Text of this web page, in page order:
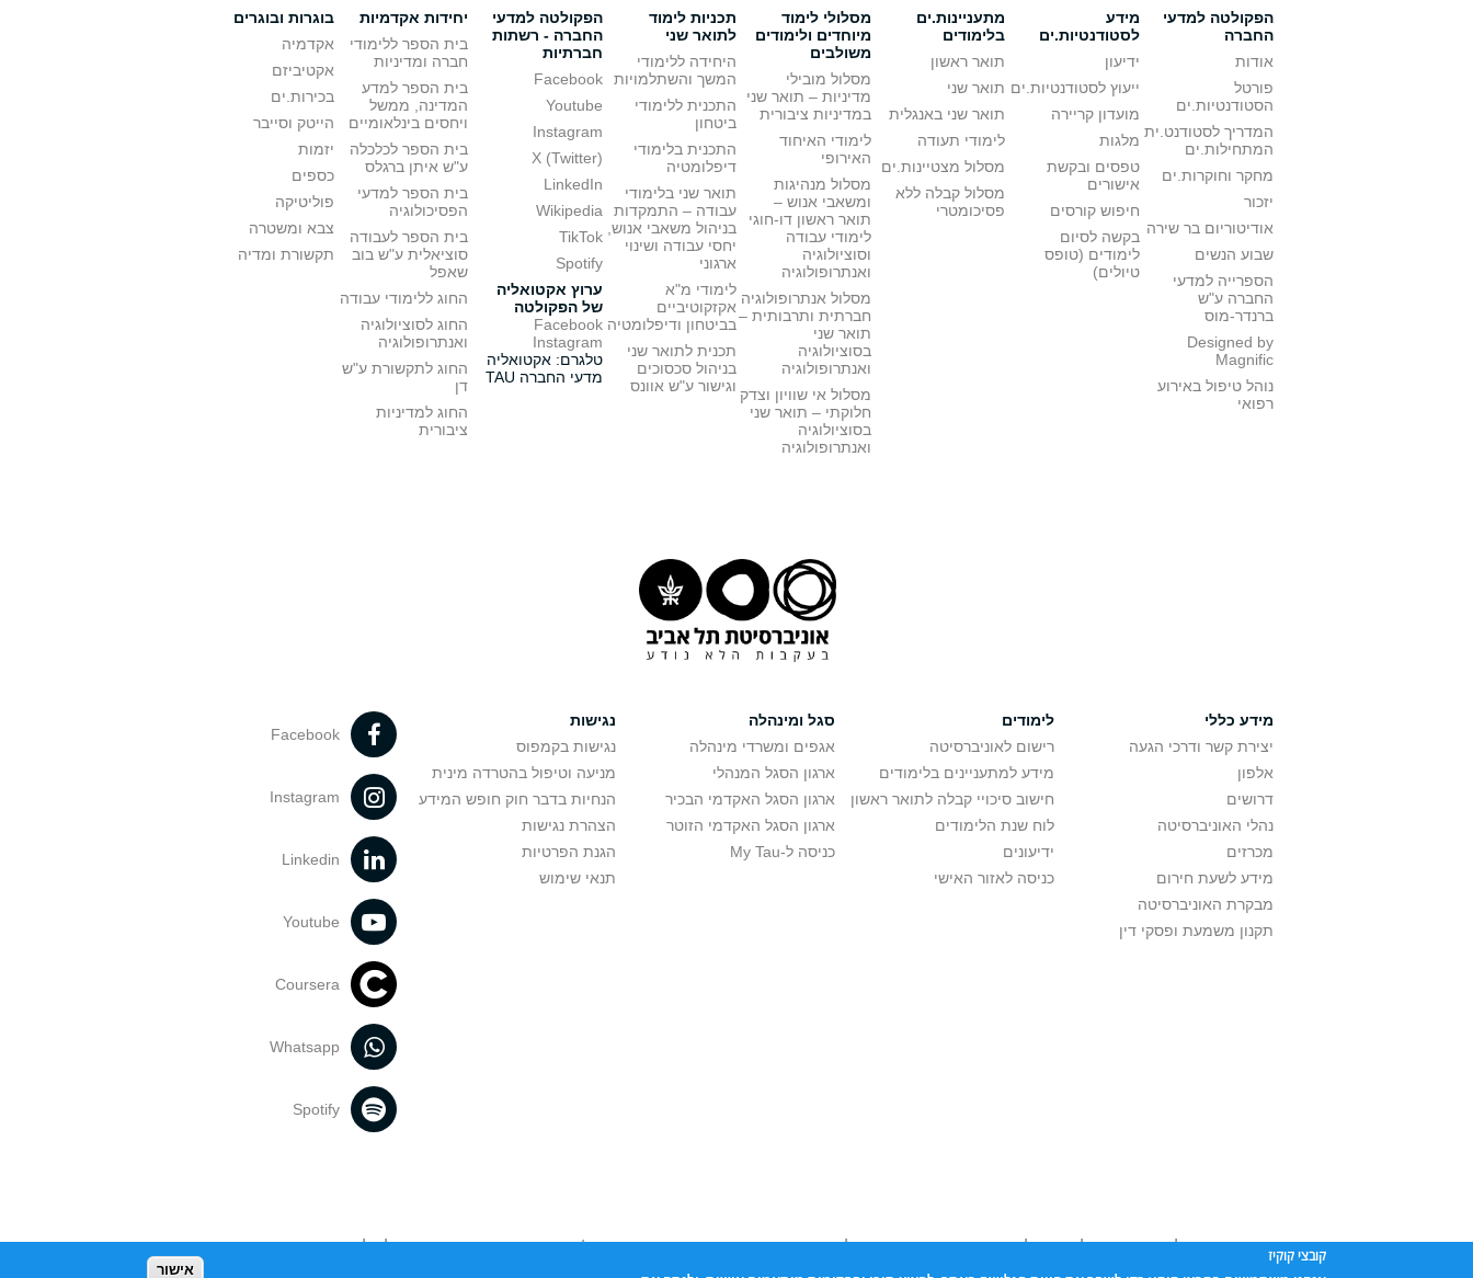
הפקולטה למדעי
החברה
אודות
פורטל
הסטודנטיות.ים
המדריך לסטודנט.ית
המתחילות.ים
מחקר וחוקרות.ים
יזכור
אודיטוריום בר שירה
שבוע הנשים
הספרייה למדעי
החברה ע"ש
ברנדר-מוס
Designed by
Magnific
נוהל טיפול באירוע
רפואי
מידע
לסטודנטיות.ים
ידיעון
ייעוץ לסטודנטיות.ים
מועדון קריירה
מלגות
טפסים ובקשת
אישורים
חיפוש קורסים
בקשה לסיום
לימודים (טופס
טיולים)
מתעניינות.ים
בלימודים
תואר ראשון
תואר שני
תואר שני באנגלית
לימודי תעודה
מסלול מצטיינות.ים
מסלול קבלה ללא
פסיכומטרי
מסלולי לימוד
מיוחדים ולימודים
משולבים
מסלול מובילי
מדיניות – תואר שני
במדיניות ציבורית
לימודי האיחוד
האירופי
מסלול מנהיגות
ומשאבי אנוש –
תואר ראשון דו-חוגי
לימודי עבודה
וסוציולוגיה
ואנתרופולוגיה
מסלול אנתרופולוגיה
חברתית ותרבותית –
תואר שני
בסוציולוגיה
ואנתרופולוגיה
מסלול אי שוויון וצדק
חלוקתי – תואר שני
בסוציולוגיה
ואנתרופולוגיה
תכניות לימוד
לתואר שני
היחידה ללימודי
המשך והשתלמויות
התכנית ללימודי
ביטחון
התכנית בלימודי
דיפלומטיה
תואר שני בלימודי
עבודה – התמקדות
בניהול משאבי אנוש,
יחסי עבודה ושינוי
ארגוני
לימודי מ"א
אקזקוטיביים
בביטחון ודיפלומטיה
תכנית לתואר שני
בניהול סכסוכים
וגישור ע"ש אוונס
הפקולטה למדעי
החברה - רשתות
חברתיות
Facebook
Youtube
Instagram
X (Twitter)
LinkedIn
Wikipedia
TikTok
Spotify
ערוץ אקטואליה
של הפקולטה
Facebook
Instagram
טלגרם: אקטואליה
מדעי החברה TAU
יחידות אקדמיות
בית הספר ללימודי
חברה ומדיניות
בית הספר למדע
המדינה, ממשל
ויחסים בינלאומיים
בית הספר לכלכלה
ע"ש איתן ברגלס
בית הספר למדעי
הפסיכולוגיה
בית הספר לעבודה
סוציאלית ע"ש בוב
שאפל
החוג ללימודי עבודה
החוג לסוציולוגיה
ואנתרופולוגיה
החוג לתקשורת ע"ש
דן
החוג למדיניות
ציבורית
בוגרות ובוגרים
אקדמיה
אקטיביזם
בכירות.ים
הייטק וסייבר
יזמות
כספים
פוליטיקה
צבא ומשטרה
תקשורת ומדיה
מידע כללי
יצירת קשר ודרכי הגעה
אלפון
דרושים
נהלי האוניברסיטה
מכרזים
מידע לשעת חירום
מבקרת האוניברסיטה
תקנון משמעת ופסקי דין
לימודים
רישום לאוניברסיטה
מידע למתעניינים בלימודים
חישוב סיכויי קבלה לתואר ראשון
לוח שנת הלימודים
ידיעונים
כניסה לאזור האישי
סגל ומינהלה
אגפים ומשרדי מינהלה
ארגון הסגל המנהלי
ארגון הסגל האקדמי הבכיר
ארגון הסגל האקדמי הזוטר
כניסה ל-My Tau
נגישות
נגישות בקמפוס
מניעה וטיפול בהטרדה מינית
הנחיות בדבר חוק חופש המידע
הצהרת נגישות
הגנת הפרטיות
תנאי שימוש
Facebook
Instagram
Linkedin
Youtube
Coursera
Whatsapp
Spotify
אוניברסיטת תל אביב עושה כל מאמץ לכבד זכויות יוצרים. אם בבעלותך זכויות יוצרים בתכנים שנמצאים פה ו/או השימוש שנעשה בתכנים אלה לדעתך מפר זכויות
שנעשה בתכנים אלה לדעתך מפר זכויותקובצי קוקיז
אישור